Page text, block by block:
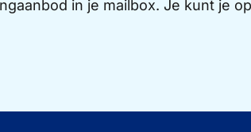
in je mailbox. Je kunt je